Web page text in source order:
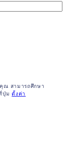
ณ สามารถศึกษา
ที่ปุ่มตั้งค่า